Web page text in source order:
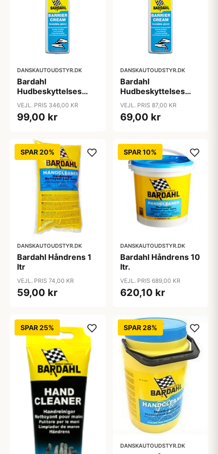
DANSKAUTOUDSTYR.DK
Bardahl
Hudbeskyttelses
creme - " Usynlig
handske" 1 ltr
VEJL. PRIS 346,00 KR
99,00 kr
DANSKAUTOUDSTYR.DK
Bardahl
Hudbeskyttelses
creme - " Usynlig
handske" 100 ml.
VEJL. PRIS 87,00 KR
69,00 kr
SPAR 20%
DANSKAUTOUDSTYR.DK
Bardahl Håndrens 1
ltr
VEJL. PRIS 74,00 KR
59,00 kr
SPAR 10%
DANSKAUTOUDSTYR.DK
Bardahl Håndrens 10
ltr.
VEJL. PRIS 689,00 KR
620,10 kr
SPAR 25% SPAR 28%
DANSKAUTOUDSTYR.DK